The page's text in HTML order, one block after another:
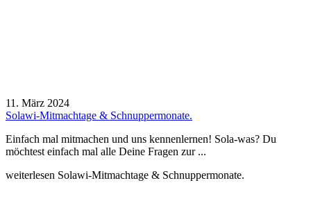
11. März 2024
Solawi-Mitmachtage & Schnuppermonate.
Einfach mal mitmachen und uns kennenlernen! Sola-was? Du
möchtest einfach mal alle Deine Fragen zur ...
weiterlesen Solawi-Mitmachtage & Schnuppermonate.